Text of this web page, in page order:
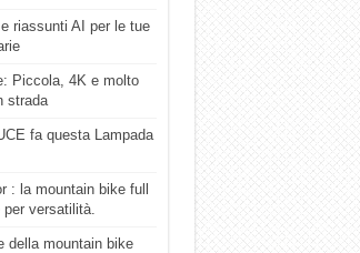
riassunti AI per le tue
Piccola, 4K e molto
strada
fa questa Lampada
: la mountain bike full
per versatilità.
della mountain bike